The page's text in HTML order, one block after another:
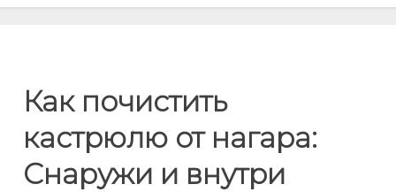
Как почистить
кастрюлю от нагара:
Снаружи и внутри